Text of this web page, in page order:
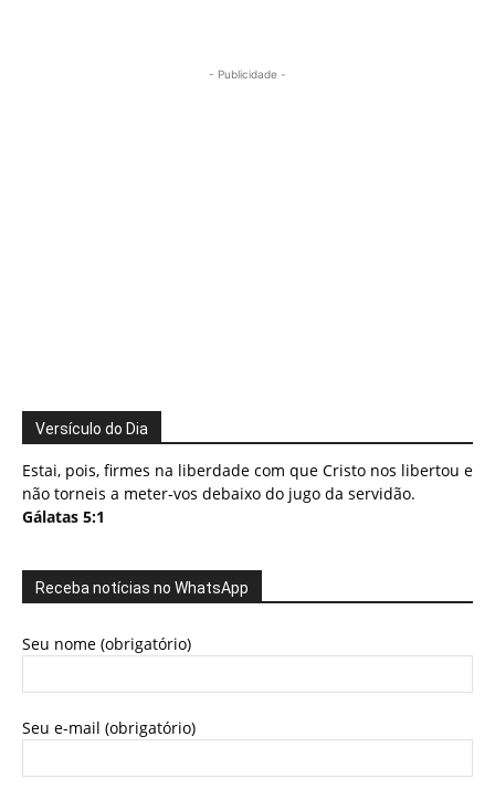
- Publicidade -
Versículo do Dia
Estai, pois, firmes na liberdade com que Cristo nos libertou e
não torneis a meter-vos debaixo do jugo da servidão.
Gálatas 5:1
Receba notícias no WhatsApp
Seu nome (obrigatório)
Seu e-mail (obrigatório)